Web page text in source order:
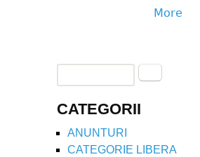
More
Search form
CATEGORII
ANUNTURI
CATEGORIE LIBERA